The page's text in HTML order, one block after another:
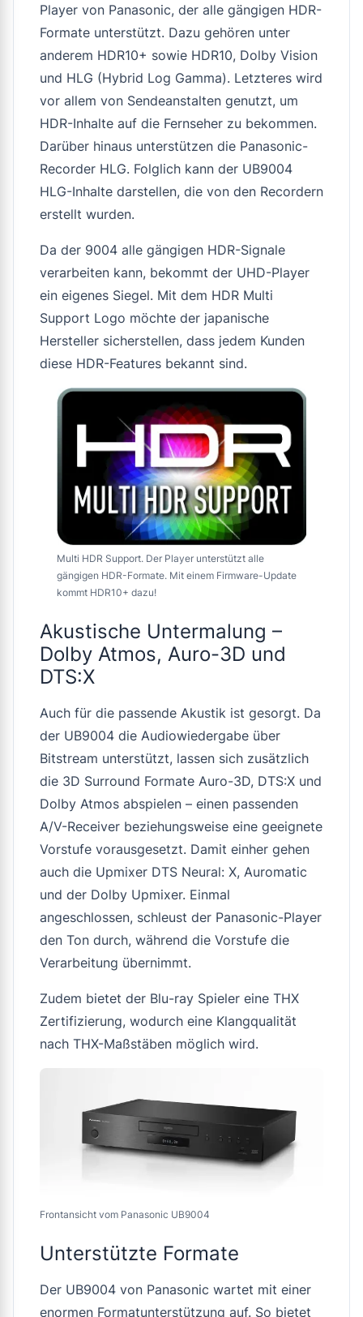
Player von Panasonic, der alle gängigen HDR-
Formate unterstützt. Dazu gehören unter
anderem HDR10+ sowie HDR10, Dolby Vision
und HLG (Hybrid Log Gamma). Letzteres wird
vor allem von Sendeanstalten genutzt, um
HDR-Inhalte auf die Fernseher zu bekommen.
Darüber hinaus unterstützen die Panasonic-
Recorder HLG. Folglich kann der UB9004
HLG-Inhalte darstellen, die von den Recordern
erstellt wurden.
Da der 9004 alle gängigen HDR-Signale
verarbeiten kann, bekommt der UHD-Player
ein eigenes Siegel. Mit dem HDR Multi
Support Logo möchte der japanische
Hersteller sicherstellen, dass jedem Kunden
diese HDR-Features bekannt sind.
Multi HDR Support. Der Player unterstützt alle
gängigen HDR-Formate. Mit einem Firmware-Update
kommt HDR10+ dazu!
Akustische Untermalung –
Dolby Atmos, Auro-3D und
DTS:X
Auch für die passende Akustik ist gesorgt. Da
der UB9004 die Audiowiedergabe über
Bitstream unterstützt, lassen sich zusätzlich
die 3D Surround Formate Auro-3D, DTS:X und
Dolby Atmos abspielen – einen passenden
A/V-Receiver beziehungsweise eine geeignete
Vorstufe vorausgesetzt. Damit einher gehen
auch die Upmixer DTS Neural: X, Auromatic
und der Dolby Upmixer. Einmal
angeschlossen, schleust der Panasonic-Player
den Ton durch, während die Vorstufe die
Verarbeitung übernimmt.
Zudem bietet der Blu-ray Spieler eine THX
Zertifizierung, wodurch eine Klangqualität
nach THX-Maßstäben möglich wird.
Frontansicht vom Panasonic UB9004
Unterstützte Formate
Der UB9004 von Panasonic wartet mit einer
enormen Formatunterstützung auf. So bietet